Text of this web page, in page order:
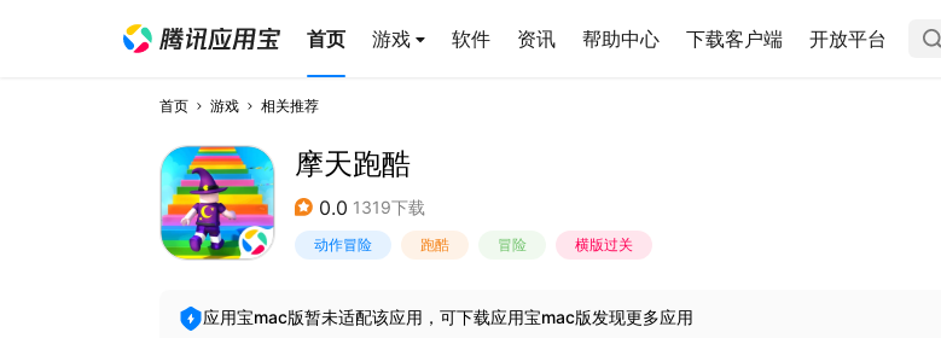
首页 游戏 软件 资讯 帮助中心 下载客户端 开放平台
首页 游戏 相关推荐
摩天跑酷
0.0 1319下载
动作冒险 跑酷 冒险 横版过关
应用宝mac版暂未适配该应用，可下载应用宝mac版发现更多应用